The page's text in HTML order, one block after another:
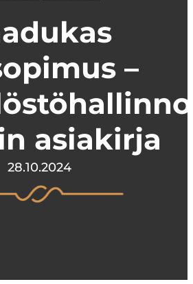
–
asiakirja
28.10.2024